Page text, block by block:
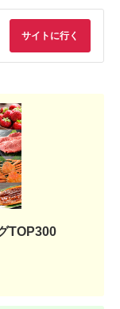
サイトに行く
TOP300